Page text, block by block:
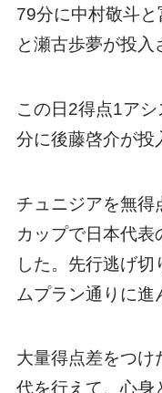
79分に中村敬斗
と瀬古歩夢が投入
この日2得点1ア
分に後藤啓介が投
チュニジアを無得
カップで日本代
した。先行逃げ
ムプラン通りに進
大量得点差をつけ
代を行えて、心身